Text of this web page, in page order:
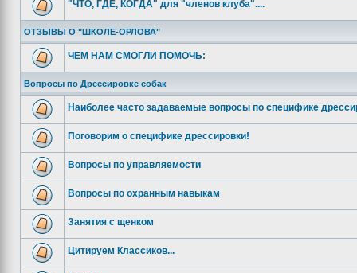
"ЧТО, ГДЕ, КОГДА" для "членов клуба"....
ОТЗЫВЫ О "ШКОЛЕ-ОРЛОВА"
ЧЕМ НАМ СМОГЛИ ПОМОЧЬ:
Вопросы по Дрессировке собак
Наиболее часто задаваемые вопросы по специфике
Поговорим о специфике дрессировки!
Вопросы по управляемости
Вопросы по охранным навыкам
Занятия с щенком
Цитируем Классиков...